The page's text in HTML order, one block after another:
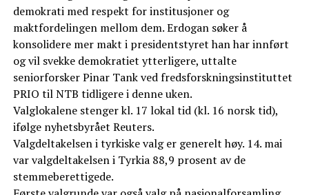
demokrati med respekt for institusjoner og
maktfordelingen mellom dem. Erdogan søker å
konsolidere mer makt i presidentstyret han har innført
og vil svekke demokratiet ytterligere, uttalte
seniorforsker Pinar Tank ved fredsforskningsinstituttet
PRIO til NTB tidligere i denne uken.
Valglokalene stenger kl. 17 lokal tid (kl. 16 norsk tid),
ifølge nyhetsbyrået Reuters.
Valgdeltakelsen i tyrkiske valg er generelt høy. 14. mai
var valgdeltakelsen i Tyrkia 88,9 prosent av de
stemmeberettigede.